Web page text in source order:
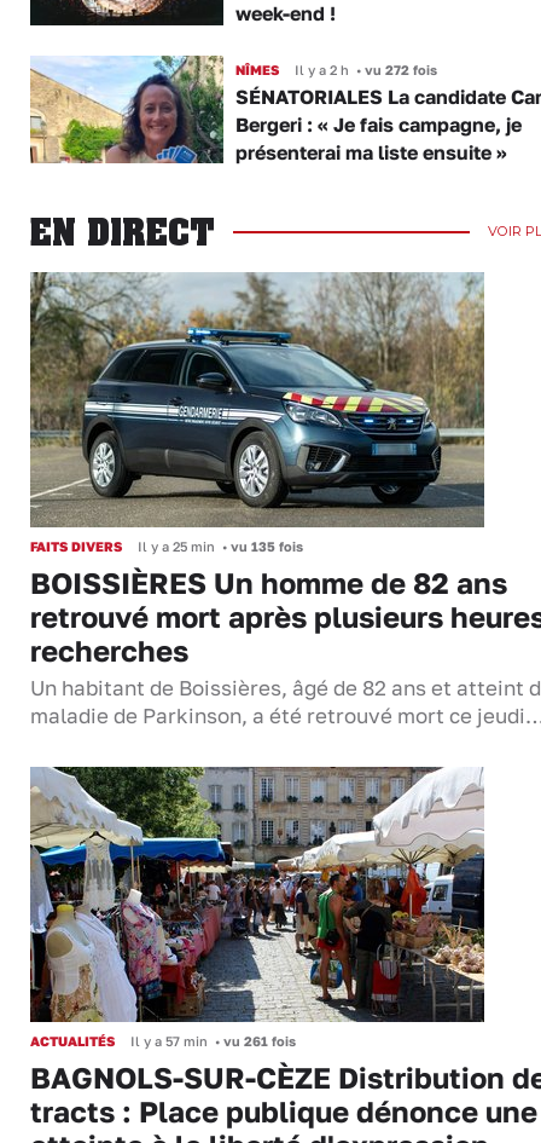
week-end !
NÎMES Il y a 2 h •vu 272 fois
SÉNATORIALES La candidate
Bergeri : « Je fais campagne, je
présenterai ma liste ensuite »
EN DIRECT VOIR
FAITS DIVERS Il y a 25 min • vu 135 fois
BOISSIÈRES Un homme de 82 ans
retrouvé mort après plusieurs
recherches
Un habitant de Boissières, âgé de 82 ans et atteint
maladie de Parkinson, a été retrouvé mort ce
ACTUALITÉS Il y a 57 min • vu 261 fois
BAGNOLS-SUR-CÈZE Distribution
tracts : Place publique dénonce une